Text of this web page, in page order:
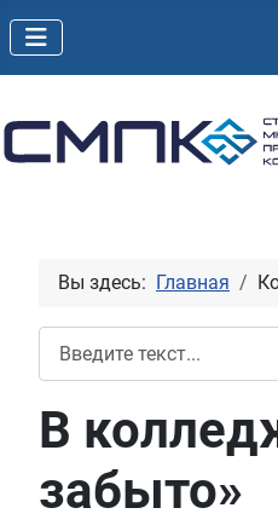
Вы здесь: Главная
В
забыто»